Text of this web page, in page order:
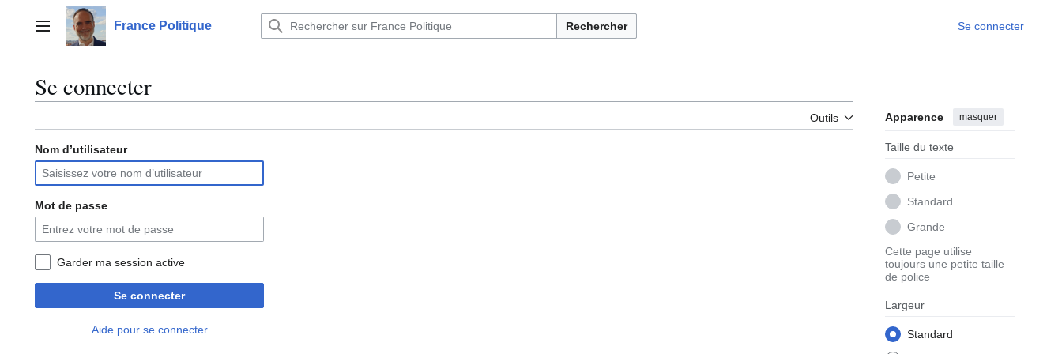
contenuMenu principalFrance Politique Rechercher Se connecter
Se connecter
Outils Apparence masquer
Taille du texte
Petite
Standard
Grande
Cette page utilise
toujours une petite taille
de police
Largeur
Standard
Nom d’utilisateur
Mot de passe
Garder ma session active
Se connecter
Aide pour se connecter